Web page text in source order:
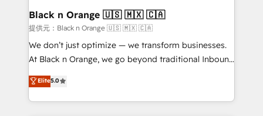
business. If not now, when?
projet HubSpot avec DIGITALISIM : 🧽 Nettoyage,
migration et intégration des bases de données. 🚀
Développement des interfaces avec vos logiciels
métiers ⚙️ Configuration de la plateforme HubSpot
Book Process & Guidelines utilisateurs 🎓
Formations des utilisateurs
Black n Orange 🇺🇸 🇲🇽 🇨🇦
提供元：Black n Orange 🇺🇸 🇲🇽 🇨🇦
We don’t just optimize — we transform businesses.
At Black n Orange, we go beyond traditional Inbound
Marketing with our exclusive methodologies:
BOOMS and BOOST. Together, they form a powerful
combination that has driven success for over 800
Elite5.0